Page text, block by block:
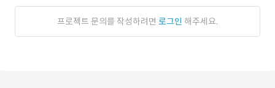
프로젝트 문의를 작성하려면 로그인 해주세요.